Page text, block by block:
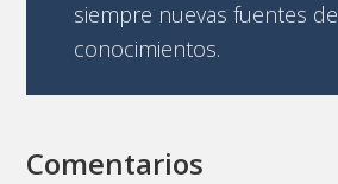
siempre nuevas fuentes de
conocimientos.
Comentarios